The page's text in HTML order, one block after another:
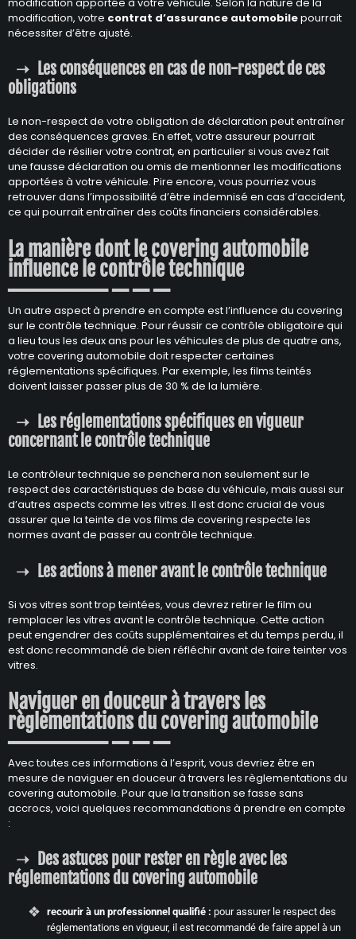
modification, votre contrat d’assurance automobilepourrait
nécessiter d’être ajusté.
Les conséquences en cas de non-respect de ces
obligations
Le non-respect de votre obligation de déclaration peut entraîner
des conséquences graves. En effet, votre assureur pourrait
décider de résilier votre contrat, en particulier si vous avez fait
une fausse déclaration ou omis de mentionner les modifications
apportées à votre véhicule. Pire encore, vous pourriez vous
retrouver dans l’impossibilité d’être indemnisé en cas d’accident,
ce qui pourrait entraîner des coûts financiers considérables.
La manière dont le covering automobile
influence le contrôle technique
Un autre aspect à prendre en compte est l’influence du covering
sur le contrôle technique. Pour réussir ce contrôle obligatoire qui
a lieu tous les deux ans pour les véhicules de plus de quatre ans,
votre covering automobile doit respecter certaines
réglementations spécifiques. Par exemple, les films teintés
doivent laisser passer plus de 30 % de la lumière.
Les réglementations spécifiques en vigueur
concernant le contrôle technique
Le contrôleur technique se penchera non seulement sur le
respect des caractéristiques de base du véhicule, mais aussi sur
d’autres aspects comme les vitres. Il est donc crucial de vous
assurer que la teinte de vos films de covering respecte les
normes avant de passer au contrôle technique.
Les actions à mener avant le contrôle technique
Si vos vitres sont trop teintées, vous devrez retirer le film ou
remplacer les vitres avant le contrôle technique. Cette action
peut engendrer des coûts supplémentaires et du temps perdu, il
est donc recommandé de bien réfléchir avant de faire teinter vos
vitres.
Naviguer en douceur à travers les
règlementations du covering automobile
Avec toutes ces informations à l’esprit, vous devriez être en
mesure de naviguer en douceur à travers les règlementations du
covering automobile. Pour que la transition se fasse sans
accrocs, voici quelques recommandations à prendre en compte
:
Des astuces pour rester en règle avec les
réglementations du covering automobile
recourir à un professionnel qualifié : pour assurer le respect des
réglementations en vigueur, il est recommandé de faire appel à un